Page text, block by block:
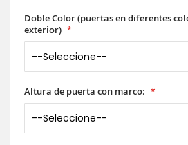
Doble Color (puertas en diferentes
exterior)
Altura de puerta con marco: